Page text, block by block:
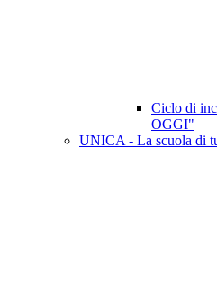
Ciclo di
OGGI"
UNICA - La scuola di